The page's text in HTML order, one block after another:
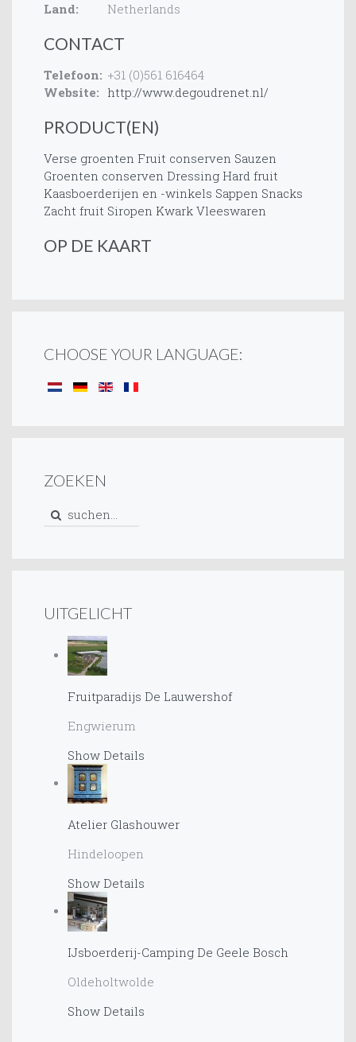
Land:
Netherlands
CONTACT
Telefoon: +31 (0)561 616464
Website: http://www.degoudrenet.nl/
PRODUCT(EN)
Verse groenten Fruit conserven Sauzen
Groenten conserven Dressing Hard fruit
Kaasboerderijen en -winkels Sappen Snacks
Zacht fruit Siropen Kwark Vleeswaren
OP DE KAART
CHOOSE YOUR LANGUAGE:
ZOEKEN
UITGELICHT
Fruitparadijs De Lauwershof
Engwierum
Show Details
Atelier Glashouwer
Hindeloopen
Show Details
IJsboerderij-Camping De Geele Bosch
Oldeholtwolde
Show Details